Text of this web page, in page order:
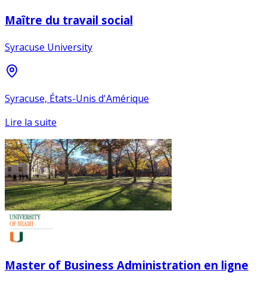
Maître du travail social
Syracuse University
Syracuse, États-Unis d'Amérique
Lire la suite
Master of Business Administration en ligne